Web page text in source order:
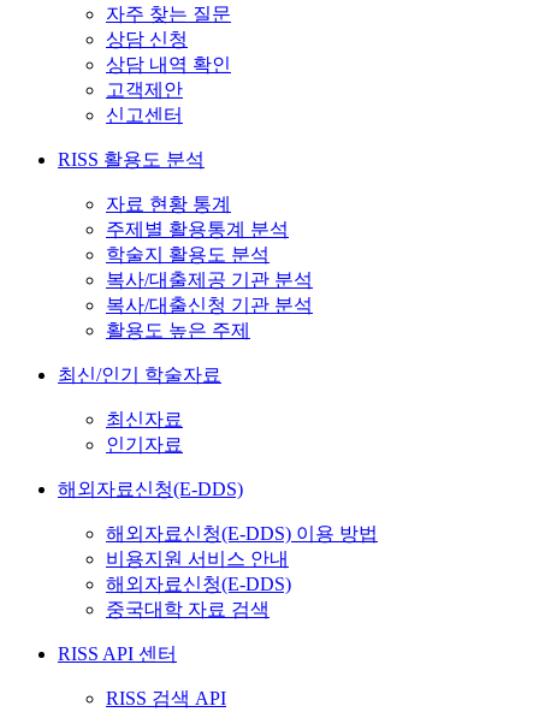
자주 찾는 질문
상담 신청
상담 내역 확인
고객제안
신고센터
RISS 활용도 분석
자료 현황 통계
주제별 활용통계 분석
학술지 활용도 분석
복사/대출제공 기관 분석
복사/대출신청 기관 분석
활용도 높은 주제
최신/인기 학술자료
최신자료
인기자료
해외자료신청(E-DDS)
해외자료신청(E-DDS) 이용 방법
비용지원 서비스 안내
해외자료신청(E-DDS)
중국대학 자료 검색
RISS API 센터
RISS 검색 API